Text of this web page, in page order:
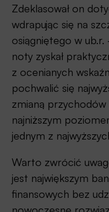
Zdeklasował on
wdrapując się na
osiągniętego w
noty zyskał
z ocenianych
pochwalić się
zmianą
najniższym
jednym z
Warto zwrócić
jest największym
finansowych bez